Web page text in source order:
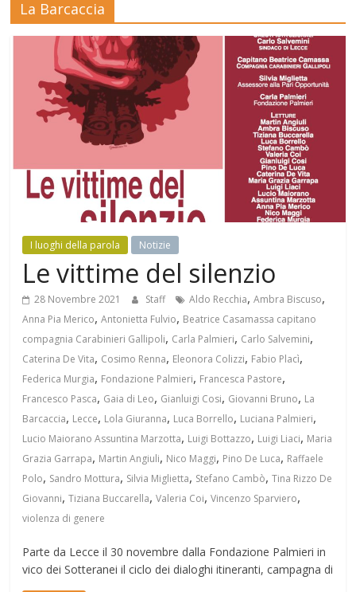
Mensile
di
cultura,
turismo
La Barcaccia
I luoghi della parola Notizie
Le vittime del silenzio
28 Novembre 2021 Staff Aldo Recchia,Ambra Biscuso,
Anna Pia Merico,Antonietta Fulvio, Beatrice Casamassa capitano
compagnia Carabinieri Gallipoli, Carla Palmieri, Carlo Salvemini,
Caterina De Vita, Cosimo Renna, Eleonora Colizzi, Fabio Placì,
Federica Murgia, Fondazione Palmieri, Francesca Pastore,
Francesco Pasca, Gaia di Leo, Gianluigi Cosi, Giovanni Bruno, La
Barcaccia, Lecce, Lola Giuranna, Luca Borrello, Luciana Palmieri,
Lucio Maiorano Assuntina Marzotta, Luigi Bottazzo, Luigi Liaci, Maria
Grazia Garrapa, Martin Angiuli, Nico Maggi, Pino De Luca, Raffaele
Polo, Sandro Mottura, Silvia Miglietta, Stefano Cambò,Tina Rizzo De
Giovanni,Tiziana Buccarella,Valeria Coi,Vincenzo Sparviero,
violenza di genere
Parte da Lecce il 30 novembre dalla Fondazione Palmieri in
vico dei Sotteranei il ciclo dei dialoghi itineranti, campagna di